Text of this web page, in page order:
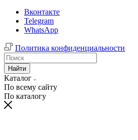
Вконтакте
Telegram
WhatsApp
Политика конфиденциальности
Найти
Каталог
По всему сайту
По каталогу